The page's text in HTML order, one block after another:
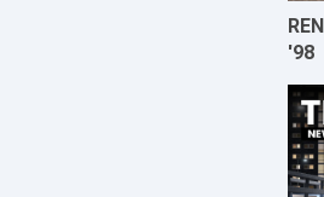
'98